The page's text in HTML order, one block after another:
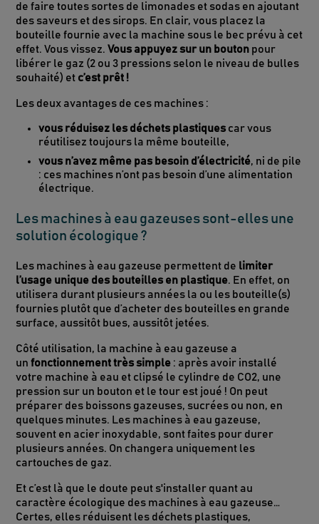
de faire toutes sortes de limonades et sodas en ajoutant
des saveurs et des sirops. En clair, vous placez la
bouteille fournie avec la machine sous le bec prévu à cet
effet. Vous vissez.Vous appuyez sur un bouton pour
libérer le gaz (2 ou 3 pressions selon le niveau de bulles
souhaité) et c’est prêt !
Les deux avantages de ces machines :
vous réduisez les déchets plastiques car vous
réutilisez toujours la même bouteille,
vous n’avez même pas besoin d’électricité, ni de pile
: ces machines n’ont pas besoin d’une alimentation
électrique.
Les machines à eau gazeuses sont-elles une
solution écologique ?
Les machines à eau gazeuse permettent de limiter
l’usage unique des bouteilles en plastique. En effet, on
utilisera durant plusieurs années la ou les bouteille(s)
fournies plutôt que d’acheter des bouteilles en grande
surface, aussitôt bues, aussitôt jetées.
Côté utilisation, la machine à eau gazeuse a
unfonctionnement très simple : après avoir installé
votre machine à eau et clipsé le cylindre de CO2, une
pression sur un bouton et le tour est joué ! On peut
préparer des boissons gazeuses, sucrées ou non, en
quelques minutes. Les machines à eau gazeuse,
souvent en acier inoxydable, sont faites pour durer
plusieurs années. On changera uniquement les
cartouches de gaz.
Et c’est là que le doute peut s'installer quant au
caractère écologique des machines à eau gazeuse…
Certes, elles réduisent les déchets plastiques,